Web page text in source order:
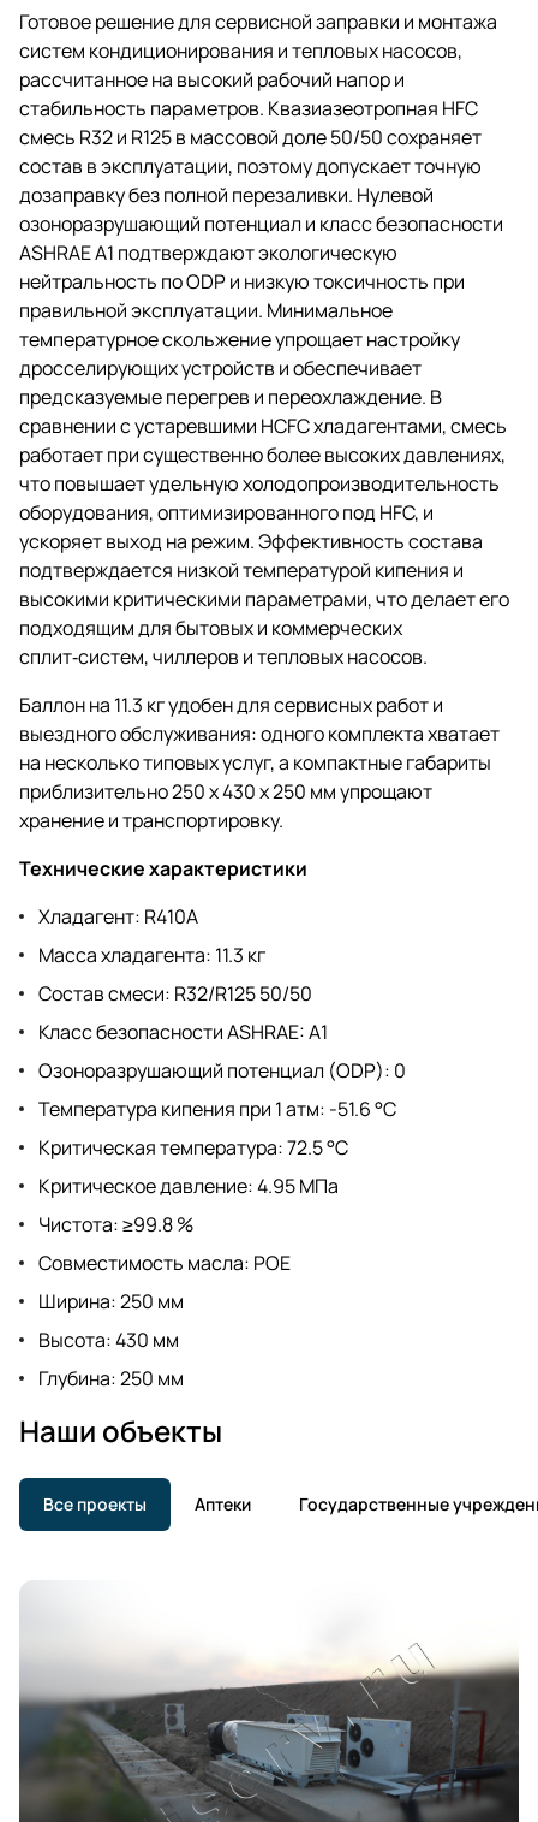
Готовое решение для сервисной заправки и монтажа
систем кондиционирования и тепловых насосов,
рассчитанное на высокий рабочий напор и
стабильность параметров. Квазиазеотропная HFC
смесь R32 и R125 в массовой доле 50/50 сохраняет
состав в эксплуатации, поэтому допускает точную
дозаправку без полной перезаливки. Нулевой
озоноразрушающий потенциал и класс безопасности
ASHRAE A1 подтверждают экологическую
нейтральность по ODP и низкую токсичность при
правильной эксплуатации. Минимальное
температурное скольжение упрощает настройку
дросселирующих устройств и обеспечивает
предсказуемые перегрев и переохлаждение. В
сравнении с устаревшими HCFC хладагентами, смесь
работает при существенно более высоких давлениях,
что повышает удельную холодопроизводительность
оборудования, оптимизированного под HFC, и
ускоряет выход на режим. Эффективность состава
подтверждается низкой температурой кипения и
высокими критическими параметрами, что делает его
подходящим для бытовых и коммерческих
сплит‑систем, чиллеров и тепловых насосов.
Баллон на 11.3 кг удобен для сервисных работ и
выездного обслуживания: одного комплекта хватает
на несколько типовых услуг, а компактные габариты
приблизительно 250 x 430 x 250 мм упрощают
хранение и транспортировку.
Технические характеристики
Хладагент: R410A
Масса хладагента: 11.3 кг
Состав смеси: R32/R125 50/50
Класс безопасности ASHRAE: A1
Озоноразрушающий потенциал (ODP): 0
Температура кипения при 1 атм: -51.6 °C
Критическая температура: 72.5 °C
Критическое давление: 4.95 МПа
Чистота: ≥99.8 %
Совместимость масла: POE
Ширина: 250 мм
Высота: 430 мм
Глубина: 250 мм
Наши объекты
Все проекты Аптеки Государственные